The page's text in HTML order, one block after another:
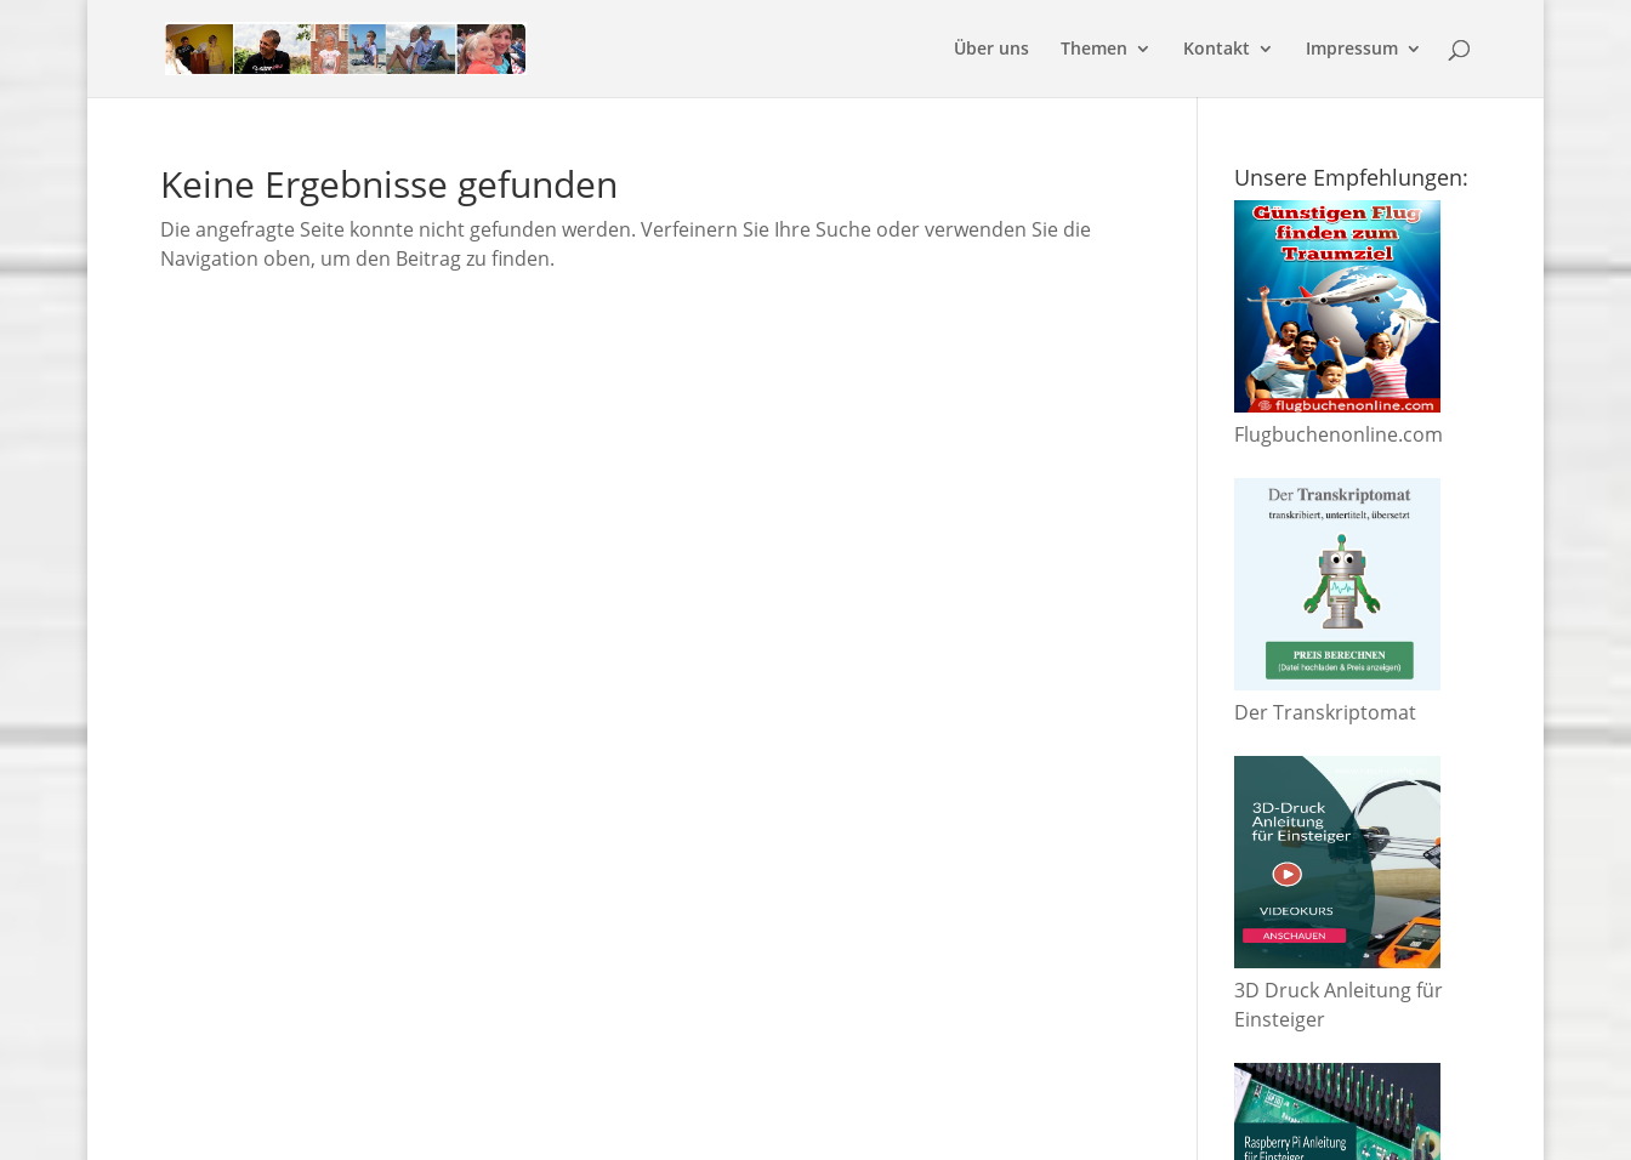
Über uns Themen Kontakt Impressum
Keine Ergebnisse gefunden
Die angefragte Seite konnte nicht gefunden werden. Verfeinern Sie Ihre Suche oder verwenden Sie die
Navigation oben, um den Beitrag zu finden.
Unsere Empfehlungen:
Flugbuchenonline.com
Der Transkriptomat
3D Druck Anleitung für
Einsteiger